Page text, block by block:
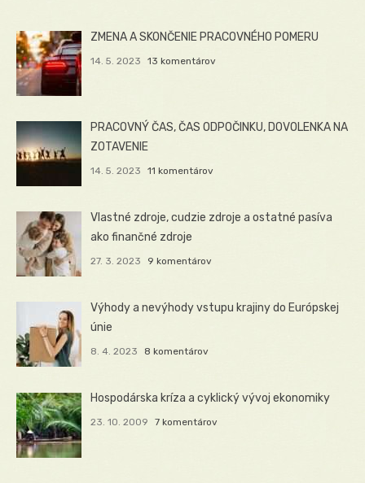
ZMENA A SKONČENIE PRACOVNÉHO POMERU
14. 5. 2023 13 komentárov
PRACOVNÝ ČAS, ČAS ODPOČINKU, DOVOLENKA NA
ZOTAVENIE
14. 5. 2023 11 komentárov
Vlastné zdroje, cudzie zdroje a ostatné pasíva
ako finančné zdroje
27. 3. 2023 9 komentárov
Výhody a nevýhody vstupu krajiny do Európskej
únie
8. 4. 2023 8 komentárov
Hospodárska kríza a cyklický vývoj ekonomiky
23. 10. 2009 7 komentárov